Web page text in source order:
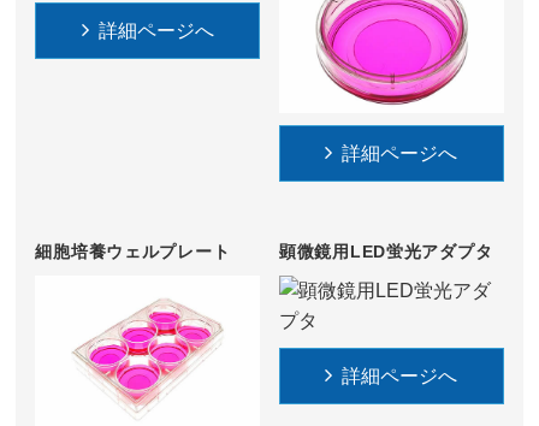
詳細ページへ
詳細ページへ
細胞培養ウェルプレート 顕微鏡用LED蛍光アダプタ
詳細ページへ